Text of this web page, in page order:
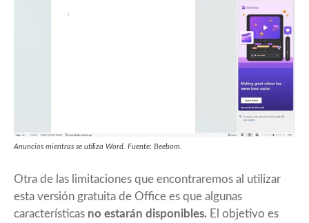
Anuncios mientras se utiliza Word. Fuente: Beebom.
Otra de las limitaciones que encontraremos al utilizar
esta versión gratuita de Office es que algunas
características no estarán disponibles. El objetivo es